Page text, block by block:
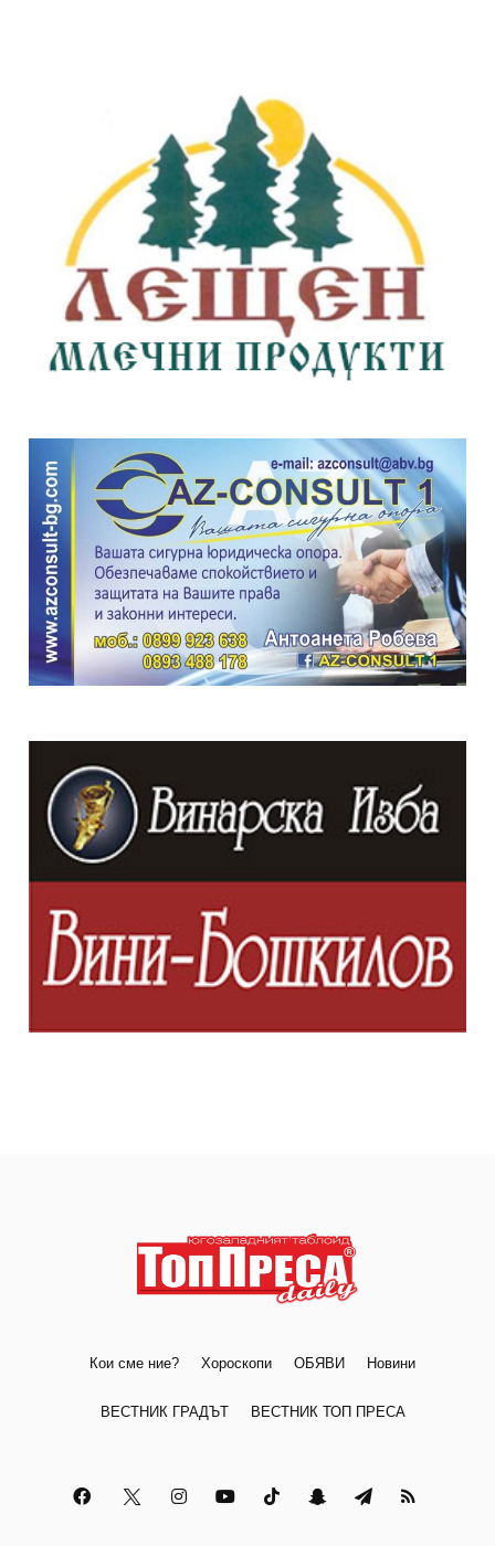
Кои сме ние? Хороскопи ОБЯВИ Новини
ВЕСТНИК ГРАДЪТ ВЕСТНИК ТОП ПРЕСА